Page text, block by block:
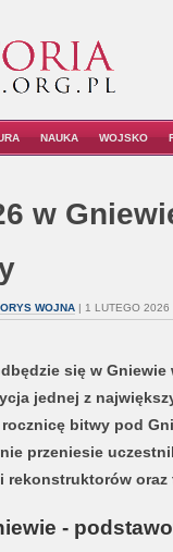
NAUKA WOJSKO
w
WOJNA| 1 LUTEGO 2026
się w
jednej z
bitwy pod
przeniesie
rekonstruktorów oraz
-